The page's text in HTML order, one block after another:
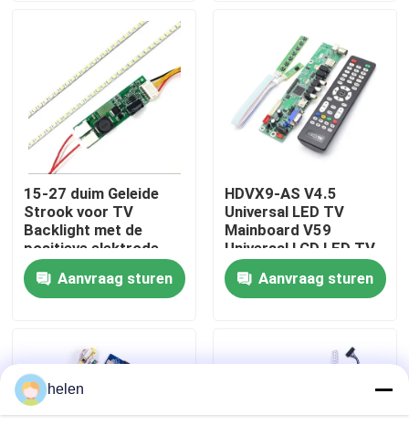
Fabriekstour
Kwaliteitscontrole
Neem contact met ons op
Nieuws
Gevallen
Versterkerbordmodule
15-27 duim Geleide
Strook voor TV
Backlight met de
positieve elektrode
van 12v
Aanvraag sturen
HDVX9-AS V4.5
Universal LED TV
Mainboard V59
Universal LCD LED TV
Controller Board
Aanvraag sturen
helen